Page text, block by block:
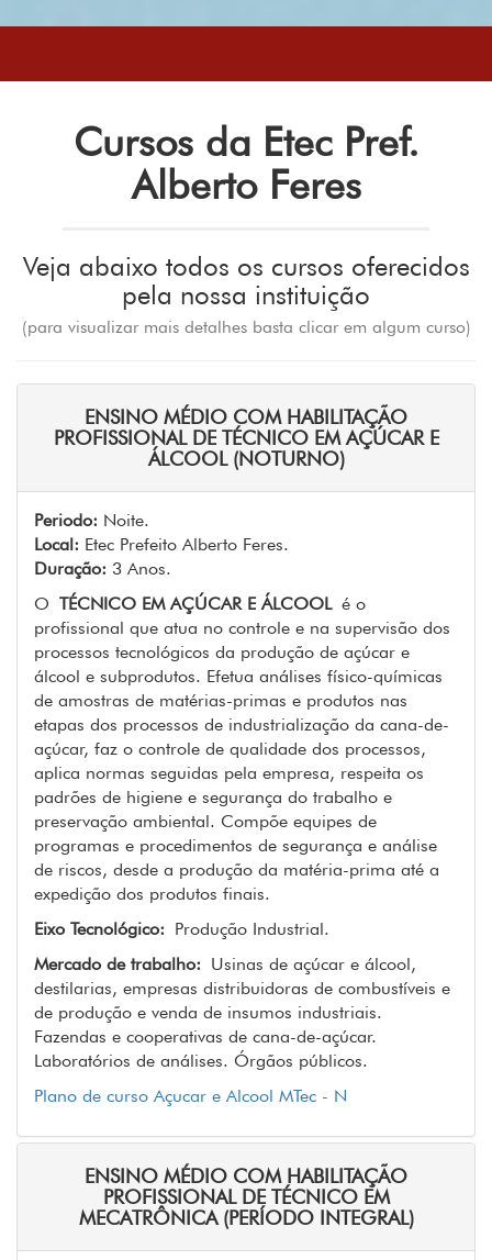
Cursos da Etec Pref.
Alberto Feres
Veja abaixo todos os cursos oferecidos
pela nossa instituição
(para visualizar mais detalhes basta clicar em algum curso)
ENSINO MÉDIO COM HABILITAÇÃO
PROFISSIONAL DE TÉCNICO EM AÇÚCAR E
ÁLCOOL (NOTURNO)
Periodo: Noite.
Local: Etec Prefeito Alberto Feres.
Duração: 3 Anos.
O TÉCNICO EM AÇÚCAR E ÁLCOOLé o
profissional que atua no controle e na supervisão dos
processos tecnológicos da produção de açúcar e
álcool e subprodutos. Efetua análises físico-químicas
de amostras de matérias-primas e produtos nas
etapas dos processos de industrialização da cana-de-
açúcar, faz o controle de qualidade dos processos,
aplica normas seguidas pela empresa, respeita os
padrões de higiene e segurança do trabalho e
preservação ambiental. Compõe equipes de
programas e procedimentos de segurança e análise
de riscos, desde a produção da matéria-prima até a
expedição dos produtos finais.
Eixo Tecnológico: Produção Industrial.
Mercado de trabalho: Usinas de açúcar e álcool,
destilarias, empresas distribuidoras de combustíveis e
de produção e venda de insumos industriais.
Fazendas e cooperativas de cana-de-açúcar.
Laboratórios de análises. Órgãos públicos.
Plano de curso Açucar e Alcool MTec - N
ENSINO MÉDIO COM HABILITAÇÃO
PROFISSIONAL DE TÉCNICO EM
MECATRÔNICA (PERÍODO INTEGRAL)